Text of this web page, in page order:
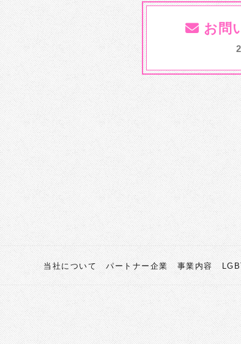
お問
当社について パートナー企業 事業内容